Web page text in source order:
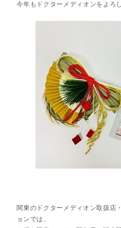
今年もドクターメディオンをよろ
関東のドクターメディオン取扱店
ョンでは、